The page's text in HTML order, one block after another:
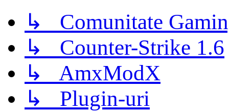
↳ Comunitate
↳ Counter-Strike 1.6
↳ AmxModX
↳ Plugin-uri